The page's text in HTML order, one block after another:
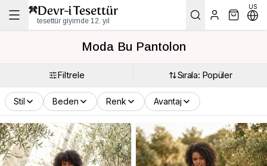
tesettür giyimde 12. yıl
US
Moda Bu Pantolon
Filtrele Sırala: Popüler
Stil Beden Renk Avantaj